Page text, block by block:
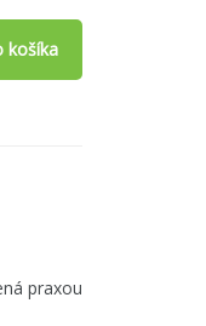
košíka
praxou